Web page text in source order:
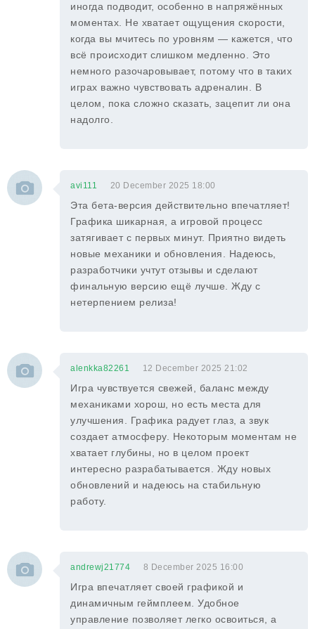
иногда подводит, особенно в напряжённых
моментах. Не хватает ощущения скорости,
когда вы мчитесь по уровням — кажется, что
всё происходит слишком медленно. Это
немного разочаровывает, потому что в таких
играх важно чувствовать адреналин. В
целом, пока сложно сказать, зацепит ли она
надолго.
avi111 20 December 2025 18:00
Эта бета-версия действительно впечатляет!
Графика шикарная, а игровой процесс
затягивает с первых минут. Приятно видеть
новые механики и обновления. Надеюсь,
разработчики учтут отзывы и сделают
финальную версию ещё лучше. Жду с
нетерпением релиза!
alenkka82261 12 December 2025 21:02
Игра чувствуется свежей, баланс между
механиками хорош, но есть места для
улучшения. Графика радует глаз, а звук
создает атмосферу. Некоторым моментам не
хватает глубины, но в целом проект
интересно разрабатывается. Жду новых
обновлений и надеюсь на стабильную
работу.
andrewj21774 8 December 2025 16:00
Игра впечатляет своей графикой и
динамичным геймплеем. Удобное
управление позволяет легко освоиться, а